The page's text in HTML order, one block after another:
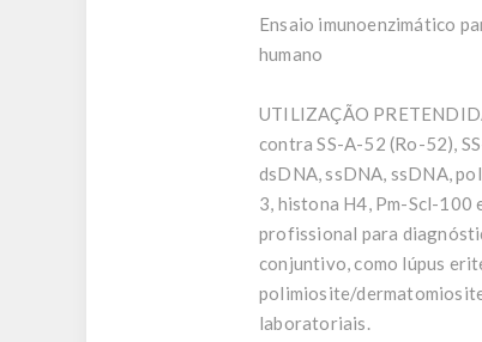
Ensaio imunoenzimático
humano
UTILIZAÇÃO
contra SS-A-52 (Ro-52),
dsDNA, ssDNA, ssDNA,
3, histona H4, Pm-Scl-100
profissional para
conjuntivo, como lúpus
polimiosite/
laboratoriais.